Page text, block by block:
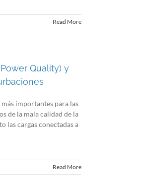
Read More
Quality) y
importantes para las
de la mala calidad de la
las cargas conectadas a
Read More